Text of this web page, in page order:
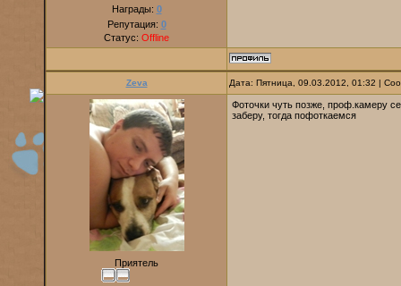
Награды: 0
Репутация: 0
Статус: Offline
Zeva Дата: Пятница, 09.03.2012, 01:32 |
Приятель
Фоточки чуть позже, проф.камеру
заберу, тогда пофоткаемся